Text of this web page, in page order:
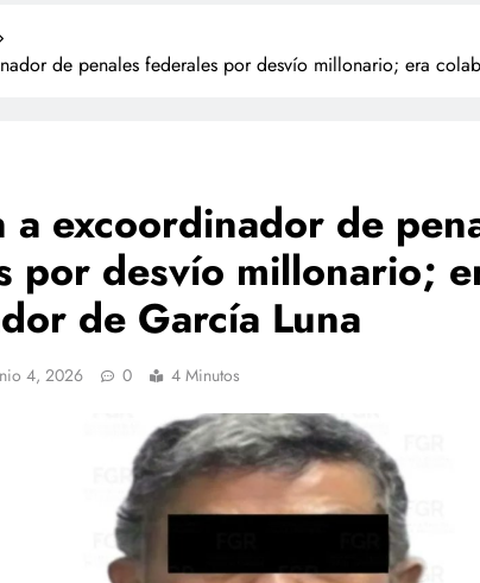
de penales federales por desvío millonario; era
a excoordinador de
por desvío millonario;
de García Luna
4, 2026 0 4 Minutos
IA hackean empresas
se escapan de su sandbox
y OpenAI no detectó el plan
NACIONAL